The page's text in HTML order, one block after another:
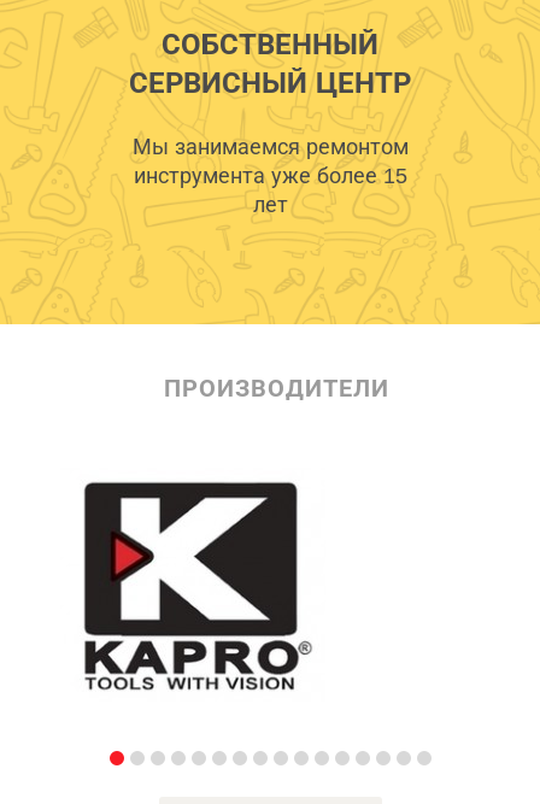
СОБСТВЕННЫЙ
СЕРВИСНЫЙ ЦЕНТР
Мы занимаемся ремонтом
инструмента уже более 15
лет
ПРОИЗВОДИТЕЛИ